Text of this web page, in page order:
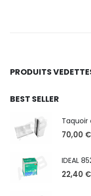
PRODUITS
BEST SELLER
Taquoir
70,00 €
IDEAL
22,40 €